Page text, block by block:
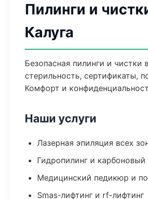
Пилинги и
Калуга
Безопасная пилинги и чистки
стерильность, сертификаты,
Комфорт и
Наши услуги
Лазерная эпиляция всех
Гидропилинг и карбоновый
Медицинский педикюр и
Smas-лифтинг и rf-лифтинг